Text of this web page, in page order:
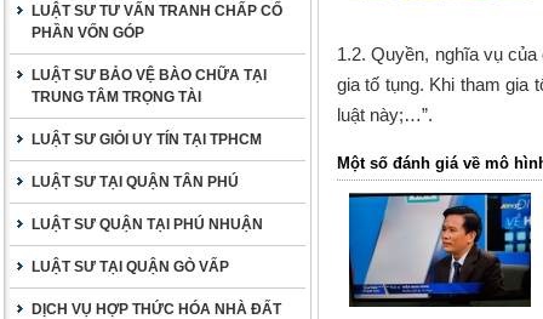
LUẬT SƯ TƯ VẤN TRANH CHẤP CỐ
PHẦN VỐN GÓP
LUẬT SƯ BẢO VỆ BÀO CHỮA TẠI
TRUNG TÂM TRỌNG TÀI
LUẬT SƯ GIỎI UY TÍN TẠI TPHCM
LUẬT SƯ TẠI QUẬN TÂN PHÚ
LUẬT SƯ QUẬN TẠI PHÚ NHUẬN
LUẬT SƯ TẠI QUẬN GÒ VẤP
DỊCH VỤ HỢP THỨC HÓA NHÀ ĐẤT
1.2.Quyền, nghĩa vụ
gia tố tụng. Khi tham gia
luật này;…”.
Một số đánh giá về mô